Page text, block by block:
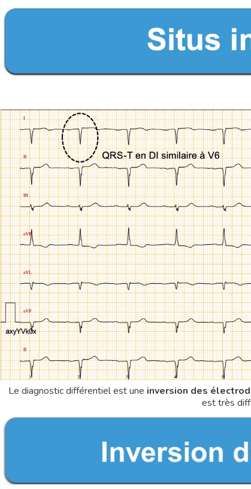
Le diagnostic différentiel est une inversion des
est très